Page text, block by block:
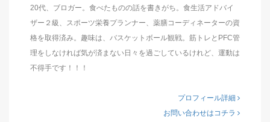
20代、ブロガー。食べたものの話を書きがち。食生活アドバイ
ザー２級、スポーツ栄養プランナー、薬膳コーディネーターの資
格を取得済み。趣味は、バスケットボール観戦。筋トレとPFC管
理をしなければ気が済まない日々を過ごしているけれど、運動は
不得手です！！！
プロフィール詳細
お問い合わせはコチラ